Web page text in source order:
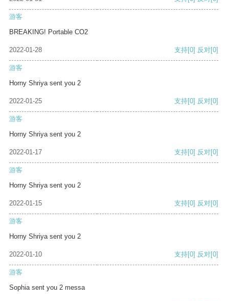
游客
BREAKING! Portable CO2
2022-01-28 支持[0] 反对[0]
游客
Horny Shriya sent you 2
2022-01-25 支持[0] 反对[0]
游客
Horny Shriya sent you 2
2022-01-17 支持[0] 反对[0]
游客
Horny Shriya sent you 2
2022-01-15 支持[0] 反对[0]
游客
Horny Shriya sent you 2
2022-01-10 支持[0] 反对[0]
游客
Sophia sent you 2 messa